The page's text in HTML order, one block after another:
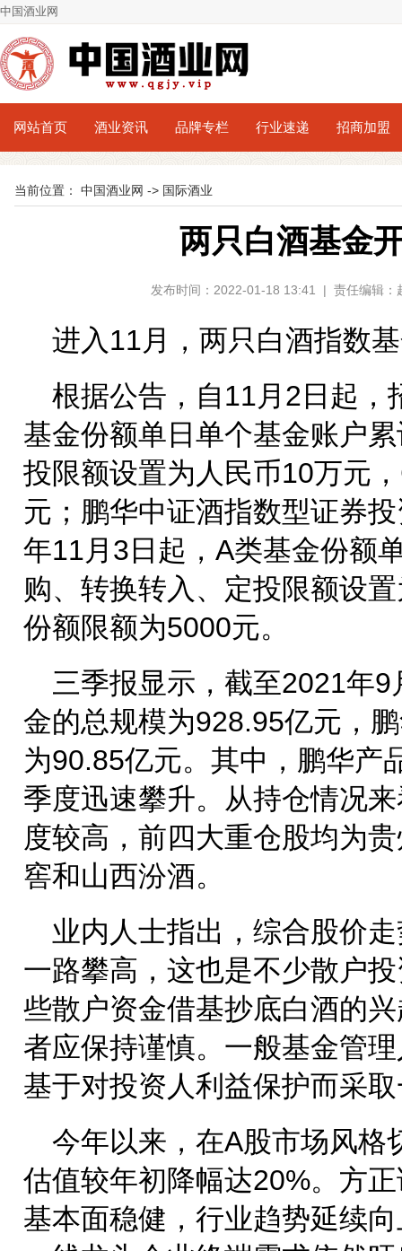
中国酒业网
网站首页 酒业资讯 品牌专栏 行业速递 招商加盟
当前位置： 中国酒业网 -> 国际酒业
两只白酒基金
发布时间：2022-01-18 13:41 | 责任编辑
进入11月，两只白酒指数
根据公告，自11月2日起，
基金份额单日单个基金账户
投限额设置为人民币10万元
元；鹏华中证酒指数型证券
年11月3日起，A类基金份额
购、转换转入、定投限额设
份额限额为5000元。
三季报显示，截至2021年
金的总规模为928.95亿元，
为90.85亿元。其中，鹏华产
季度迅速攀升。从持仓情况
度较高，前四大重仓股均为
窖和山西汾酒。
业内人士指出，综合股价
一路攀高，这也是不少散户
些散户资金借基抄底白酒的
者应保持谨慎。一般基金管
基于对投资人利益保护而采
今年以来，在A股市场风格
估值较年初降幅达20%。方
基本面稳健，行业趋势延续